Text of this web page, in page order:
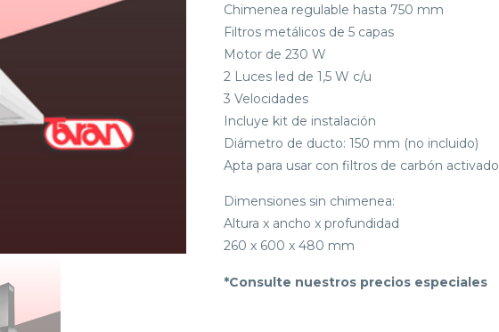
Chimenea regulable hasta 750 mm
Filtros metálicos de 5 capas
Motor de 230 W
2 Luces led de 1,5 W c/u
3 Velocidades
Incluye kit de instalación
Diámetro de ducto: 150 mm (no incluido)
Apta para usar con filtros de carbón activado
Dimensiones sin chimenea:
Altura x ancho x profundidad
260 x 600 x 480 mm
*Consulte nuestros precios especiales